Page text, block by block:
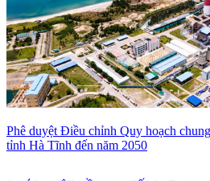
Phê duyệt Điều chỉnh Quy hoạch
tỉnh Hà Tĩnh đến năm 2050